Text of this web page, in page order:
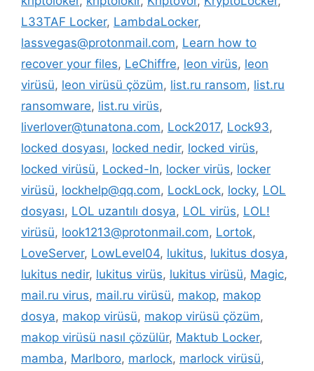
L33TAF Locker, LambdaLocker,
lassvegas@protonmail.com, Learn how to
recover your files, LeChiffre, leon virüs, leon
virüsü, leon virüsü çözüm, list.ru ransom, list.ru
ransomware, list.ru virüs,
liverlover@tunatona.com, Lock2017, Lock93,
locked dosyası, locked nedir, locked virüs,
locked virüsü, Locked-In, locker virüs, locker
virüsü, lockhelp@qq.com, LockLock, locky, LOL
dosyası, LOL uzantılı dosya, LOL virüs, LOL!
virüsü, look1213@protonmail.com, Lortok,
LoveServer, LowLevel04, lukitus, lukitus dosya,
lukitus nedir, lukitus virüs, lukitus virüsü, Magic,
mail.ru virus, mail.ru virüsü, makop, makop
dosya, makop virüsü, makop virüsü çözüm,
makop virüsü nasıl çözülür, Maktub Locker,
mamba, Marlboro, marlock, marlock virüsü,